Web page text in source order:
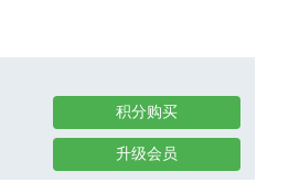
积分购买
升级会员